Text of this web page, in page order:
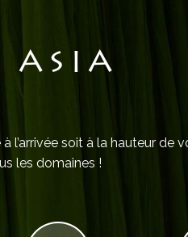
ASIA
l’arrivée soit à la hauteur de
les domaines !